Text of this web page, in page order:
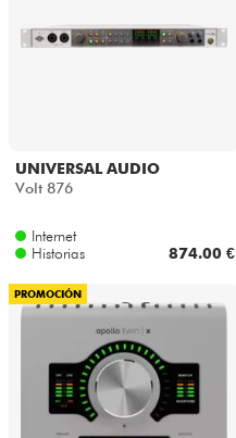
UNIVERSAL AUDIO
Volt 876
Internet
Historias
874.00 €
PROMOCIÓN